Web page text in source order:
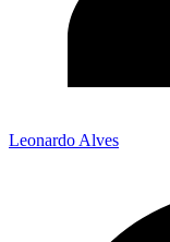
Leonardo Alves